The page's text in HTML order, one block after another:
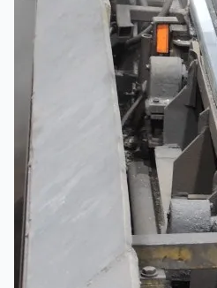
简体中文